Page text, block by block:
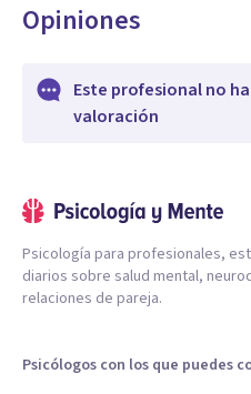
Opiniones
Este profesional no
valoración
Psicología para profesionales,
diarios sobre salud mental,
relaciones de pareja.
Psicólogos con los que puedes